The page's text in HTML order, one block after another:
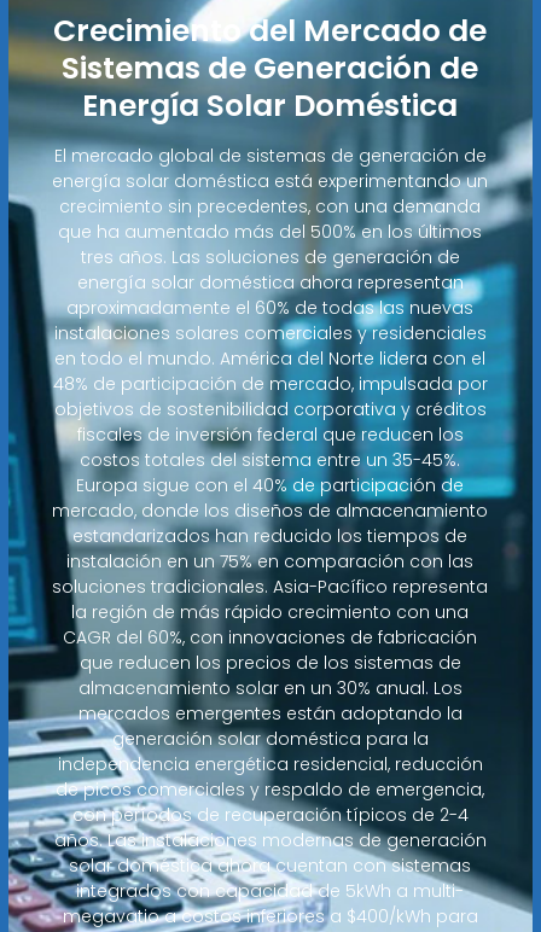
Crecimiento del Mercado de
Sistemas de Generación de
Energía Solar Doméstica
El mercado global de sistemas de generación de
energía solar doméstica está experimentando un
crecimiento sin precedentes, con una demanda
que ha aumentado más del 500% en los últimos
tres años. Las soluciones de generación de
energía solar doméstica ahora representan
aproximadamente el 60% de todas las nuevas
instalaciones solares comerciales y residenciales
en todo el mundo. América del Norte lidera con el
48% de participación de mercado, impulsada por
objetivos de sostenibilidad corporativa y créditos
fiscales de inversión federal que reducen los
costos totales del sistema entre un 35-45%.
Europa sigue con el 40% de participación de
mercado, donde los diseños de almacenamiento
estandarizados han reducido los tiempos de
instalación en un 75% en comparación con las
soluciones tradicionales. Asia-Pacífico representa
la región de más rápido crecimiento con una
CAGR del 60%, con innovaciones de fabricación
que reducen los precios de los sistemas de
almacenamiento solar en un 30% anual. Los
mercados emergentes están adoptando la
generación solar doméstica para la
independencia energética residencial, reducción
de picos comerciales y respaldo de emergencia,
con períodos de recuperación típicos de 2-4
años. Las instalaciones modernas de generación
solar doméstica ahora cuentan con sistemas
integrados con capacidad de 5kWh a multi-
megavatio a costos inferiores a $400/kWh para